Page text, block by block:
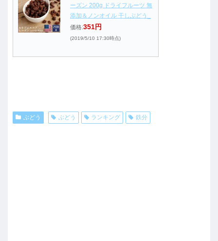
ーズン 200g ドライフルーツ 無
添加＆ノンオイル 干しぶどう_
価格:351円
(2019/5/10 17:30時点)
ぶどう ぶどう ランキング 鉄分